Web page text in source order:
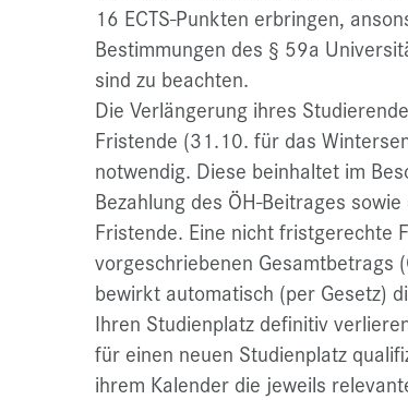
16 ECTS-Punkten erbringen,
Bestimmungen des § 59a
sind zu beachten.
Die Verlängerung ihres
Fristende (31.10. für das
notwendig. Diese beinhaltet im
Bezahlung des ÖH-Beitrages
Fristende. Eine nicht fristgerechte
vorgeschriebenen Gesamtbetrags
bewirkt automatisch (per Gesetz)
Ihren Studienplatz definitiv
für einen neuen Studienplatz
ihrem Kalender die jeweils